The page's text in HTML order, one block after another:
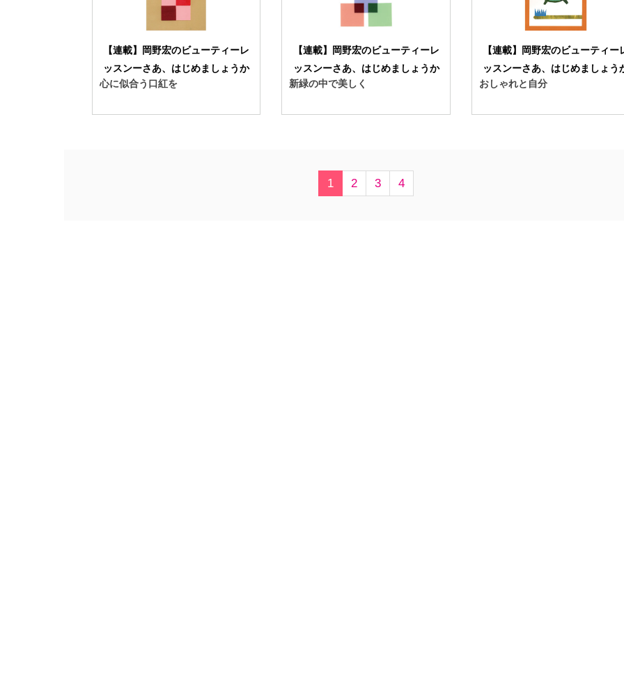
【連載】岡野宏のビューティーレ
ッスンーさあ、はじめましょうか
心に似合う口紅を
【連載】岡野宏のビューティーレ
ッスンーさあ、はじめましょうか
新緑の中で美しく
【連載】岡野宏のビューティー
ッスンーさあ、はじめましょう
おしゃれと自分
1 2 3 4